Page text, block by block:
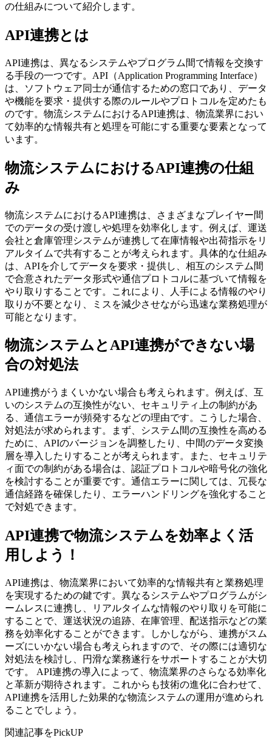
の仕組みについて紹介します。
API連携とは
API連携は、異なるシステムやプログラム間で情報を交換す
る手段の一つです。API（Application Programming Interface）
は、ソフトウェア同士が通信するための窓口であり、データ
や機能を要求・提供する際のルールやプロトコルを定めたも
のです。物流システムにおけるAPI連携は、物流業界におい
て効率的な情報共有と処理を可能にする重要な要素となって
います。
物流システムにおけるAPI連携の仕組
み
物流システムにおけるAPI連携は、さまざまなプレイヤー間
でのデータの受け渡しや処理を効率化します。例えば、運送
会社と倉庫管理システムが連携して在庫情報や出荷指示をリ
アルタイムで共有することが考えられます。具体的な仕組み
は、APIを介してデータを要求・提供し、相互のシステム間
で合意されたデータ形式や通信プロトコルに基づいて情報を
やり取りすることです。これにより、人手による情報のやり
取りが不要となり、ミスを減少させながら迅速な業務処理が
可能となります。
物流システムとAPI連携ができない場
合の対処法
API連携がうまくいかない場合も考えられます。例えば、互
いのシステムの互換性がない、セキュリティ上の制約があ
る、通信エラーが頻発するなどの理由です。こうした場合、
対処法が求められます。まず、システム間の互換性を高める
ために、APIのバージョンを調整したり、中間のデータ変換
層を導入したりすることが考えられます。また、セキュリテ
ィ面での制約がある場合は、認証プロトコルや暗号化の強化
を検討することが重要です。通信エラーに関しては、冗長な
通信経路を確保したり、エラーハンドリングを強化すること
で対処できます。
API連携で物流システムを効率よく活
用しよう！
API連携は、物流業界において効率的な情報共有と業務処理
を実現するための鍵です。異なるシステムやプログラムがシ
ームレスに連携し、リアルタイムな情報のやり取りを可能に
することで、運送状況の追跡、在庫管理、配送指示などの業
務を効率化することができます。しかしながら、連携がスム
ーズにいかない場合も考えられますので、その際には適切な
対処法を検討し、円滑な業務遂行をサポートすることが大切
です。 API連携の導入によって、物流業界のさらなる効率化
と革新が期待されます。これからも技術の進化に合わせて、
API連携を活用した効果的な物流システムの運用が進められ
ることでしょう。
関連記事をPickUP